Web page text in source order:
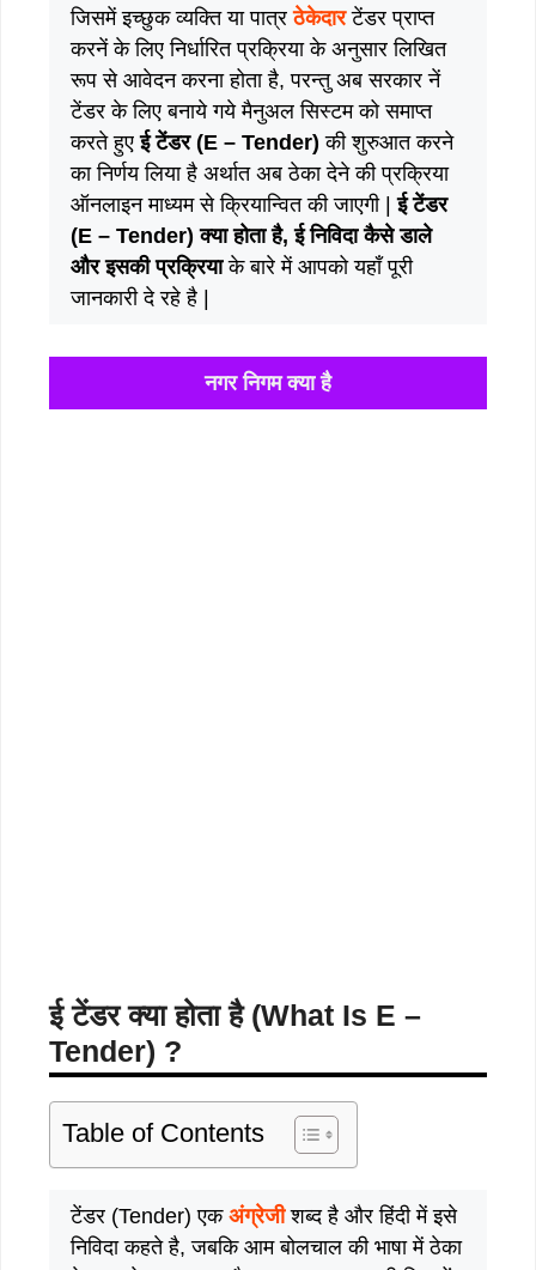
जिसमें इच्छुक व्यक्ति या पात्रठेकेदारटेंडर प्राप्त
करनें के लिए निर्धारित प्रक्रिया के अनुसार लिखित
रूप से आवेदन करना होता है, परन्तु अब सरकार नें
टेंडर के लिए बनाये गये मैनुअल सिस्टम को समाप्त
करते हुएई टेंडर (E – Tender)की शुरुआत करने
का निर्णय लिया है अर्थात अब ठेका देने की प्रक्रिया
ऑनलाइन माध्यम से क्रियान्वित की जाएगी |ई टेंडर
(E – Tender) क्या होता है, ई निविदा कैसे डाले
और इसकी प्रक्रियाके बारे में आपको यहाँ पूरी
जानकारी दे रहे है |
नगर निगम क्या है
ई टेंडर क्या होता है (What Is E –
Tender) ?
Table of Contents
टेंडर (Tender) एक अंग्रेजी शब्द है और हिंदी में इसे
निविदा कहते है, जबकि आम बोलचाल की भाषा में ठेका